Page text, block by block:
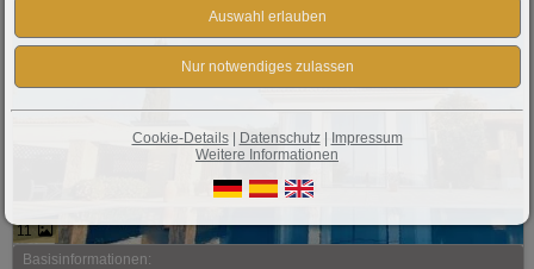
11
Basisinformationen:
Cookie-Details| Datenschutz| Impressum
Weitere Informationen